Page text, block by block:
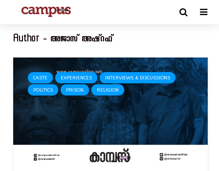
Author - അജാസ് അഷ്റഫ്
CASTE EXPERIENCES INTERVIEWS & DISCUSSIONS
POLITICS PRISON RELIGION